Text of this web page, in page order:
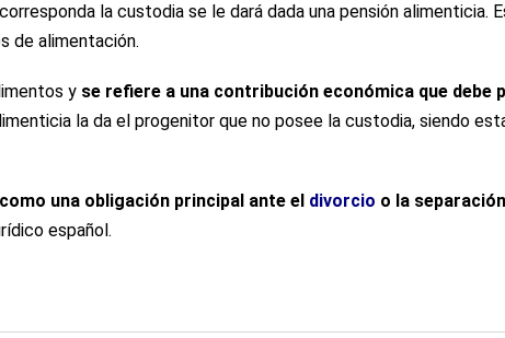
la custodia se le dará dada una pensión alimenticia.
de alimentación.
y se refiere a una contribución económica que
la da el progenitor que no posee la custodia, siendo
una obligación principal ante el divorcio o la
español.